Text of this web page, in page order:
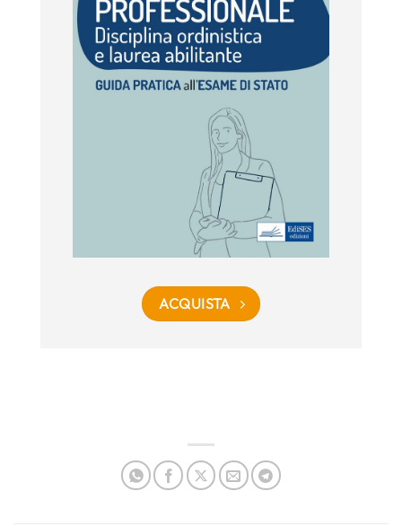
ACQUISTA